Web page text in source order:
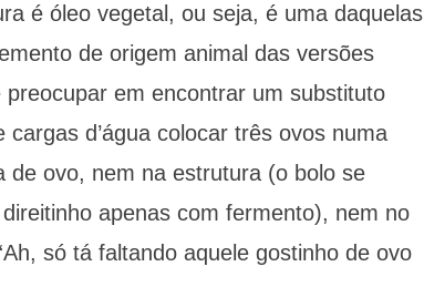
é óleo vegetal, ou seja, é uma daquelas
de origem animal das versões
em encontrar um substituto
d’água colocar três ovos numa
de ovo, nem na estrutura (o bolo se
apenas com fermento), nem no
só tá faltando aquele gostinho de ovo